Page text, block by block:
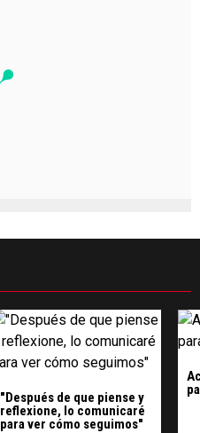
"Después de que piense y
reflexione, lo comunicaré
para ver cómo seguimos"